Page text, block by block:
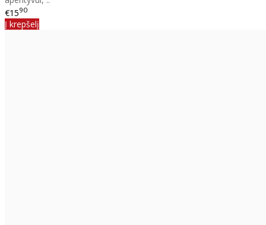
€1590
Į krepšelį